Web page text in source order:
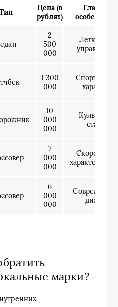
Тип
Цена (в
рублях)
Главная
2
500
000
Легкость в
управлении
1 300
000
характер
10
000
000
Культовый
статус
7
000
000
Скоростные
6
000
000
дизайн
марки?